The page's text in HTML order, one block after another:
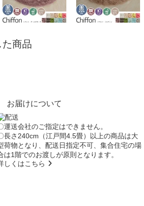
商品
お届けについて
運送会社のご指定はできません。
長さ240cm（江戸間4.5畳）以上の商品は大
荷物となり、配送日指定不可 、集合住宅の場
は1階でのお渡しが原則となります。
しくはこちら